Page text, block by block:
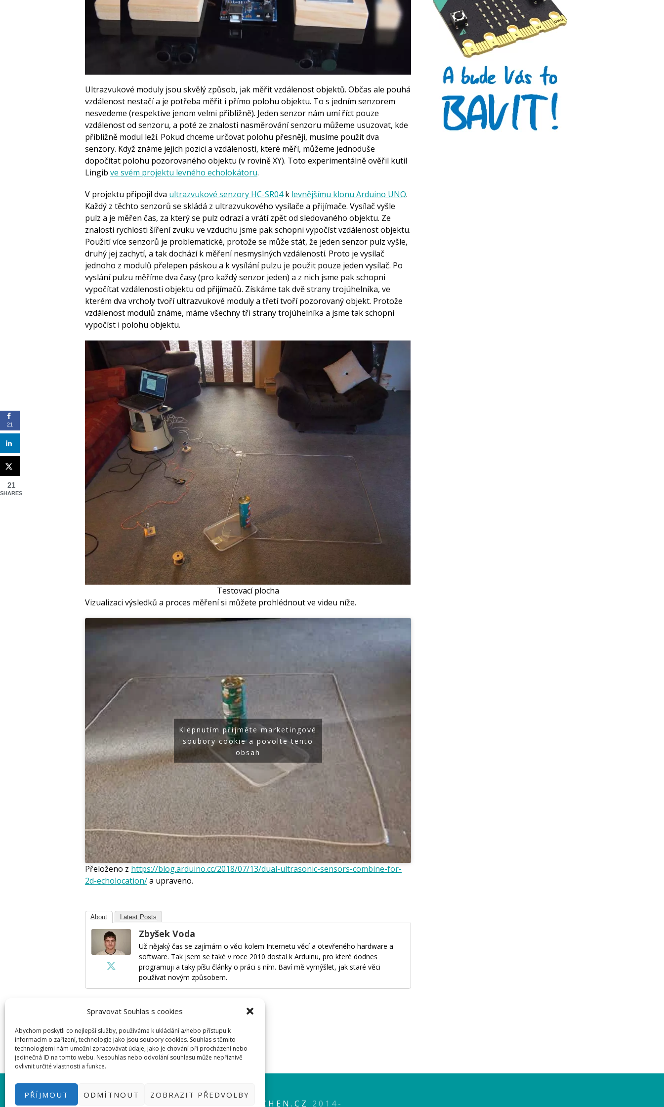
Spravovat Souhlas s cookies
Abychom poskytli co nejlepší služby, používáme k ukládání a/nebo přístupu k
informacím o zařízení, technologie jako jsou soubory cookies. Souhlas s těmito
technologiemi nám umožní zpracovávat údaje, jako je chování při procházení nebo
jedinečná ID na tomto webu. Nesouhlas nebo odvolání souhlasu může nepříznivě
ovlivnit určité vlastnosti a funkce.
PŘÍJMOUT ODMÍTNOUT ZOBRAZIT PŘEDVOLBY
Tinylab
Makeblock
Micro:bit
Ultrazvukové moduly jsou skvělý způsob, jak měřit vzdálenost objektů. Občas ale pouhá
vzdálenost nestačí a je potřeba měřit i přímo polohu objektu. To s jedním senzorem
nesvedeme (respektive jenom velmi přibližně). Jeden senzor nám umí říct pouze
vzdálenost od senzoru, a poté ze znalosti nasměrování senzoru můžeme usuzovat, kde
přibližně modul leží. Pokud chceme určovat polohu přesněji, musíme použít dva
senzory. Když známe jejich pozici a vzdálenosti, které měří, můžeme jednoduše
dopočítat polohu pozorovaného objektu (v rovině XY). Toto experimentálně ověřil kutil
Lingib ve svém projektu levného echolokátoru.
V projektu připojil dva ultrazvukové senzory HC-SR04k levnějšímu klonu Arduino UNO.
Každý z těchto senzorů se skládá z ultrazvukového vysílače a přijímače. Vysílač vyšle
pulz a je měřen čas, za který se pulz odrazí a vrátí zpět od sledovaného objektu. Ze
znalosti rychlosti šíření zvuku ve vzduchu jsme pak schopni vypočíst vzdálenost objektu.
Použití více senzorů je problematické, protože se může stát, že jeden senzor pulz vyšle,
druhý jej zachytí, a tak dochází k měření nesmyslných vzdáleností. Proto je vysílač
jednoho z modulů přelepen páskou a k vysílání pulzu je použit pouze jeden vysílač. Po
vyslání pulzu měříme dva časy (pro každý senzor jeden) a z nich jsme pak schopni
vypočítat vzdálenosti objektu od přijímačů. Získáme tak dvě strany trojúhelníka, ve
kterém dva vrcholy tvoří ultrazvukové moduly a třetí tvoří pozorovaný objekt. Protože
vzdálenost modulů známe, máme všechny tři strany trojúhelníka a jsme tak schopni
vypočíst i polohu objektu.
Testovací plocha
Vizualizaci výsledků a proces měření si můžete prohlédnout ve videu níže.
Klepnutím přijměte marketingové
soubory cookie a povolte tento
obsah
Přeloženo z https://blog.arduino.cc/2018/07/13/dual-ultrasonic-sensors-combine-for-
2d-echolocation/a upraveno.
About Latest Posts
Zbyšek Voda
Už nějaký čas se zajímám o věci kolem Internetu věcí a otevřeného hardware a
software. Tak jsem se také v roce 2010 dostal k Arduinu, pro které dodnes
programuji a taky píšu články o práci s ním. Baví mě vymýšlet, jak staré věci
používat novým způsobem.
Napsat komentář
Pro přidávání komentářů se musíte nejdříve přihlásit
PŘIHLÁSIT SE|INFO@HWKITCHEN.CZ
BASTLÍRNU PROVOZUJE E-SHOP
HWKITCHEN.CZ 2014-
21
21
SHARES